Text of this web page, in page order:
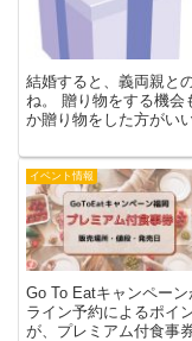
結婚すると、義両親と
ね。 贈り物をする機会
か贈り物をした方がい
イベント情報
Go To Eatキャンペー
ライン予約によるポイ
が、プレミアム付食事